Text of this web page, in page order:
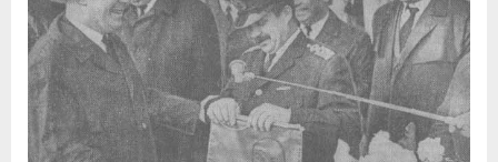
награда